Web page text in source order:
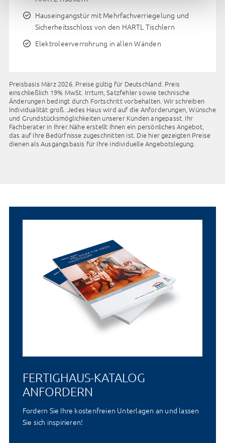
zur Verfügung stehen. Mit Ihrem Klick auf „Alle akzeptieren“
stimmen Sie zu, dass Cookies wie hier, in
den Datenschutzhinweisen und unter Cookie-Einstellungen
Zweck und jeden Anbieter – bearbeiten und entscheiden, ob
und welchen Cookies Sie zustimmen möchten
(ausgenommen hiervon sind unbedingt erforderliche
Cookies, die nicht abgewählt werden können).
Insbesondere können Sie entscheiden, ob Sie ihre
Zustimmung zum Datentransfer in die USA erteilen
unserenDatenschutzhinweisenund in den Cookie-
Ihre Einwilligung können Sie jederzeit mit Wirkung für die
Zukunft widerrufen, indem Sie Ihre Präferenzen unter
Datenschutz" mit Klick auf "Einwilligung ändern"
Hauseingangstür mit Mehrfachverriegelung und
Sicherheitsschloss von den HARTL Tischlern
Elektroleerverrohrung in allen Wänden
Preisbasis März 2026. Preise gültig für Deutschland. Preis
einschließlich 19% MwSt. Irrtum, Satzfehler sowie technische
Änderungen bedingt durch Fortschritt vorbehalten. Wir schreiben
Individualität groß. Jedes Haus wird auf die Anforderungen, Wünsche
und Grundstücksmöglichkeiten unserer Kunden angepasst. Ihr
Fachberater in Ihrer Nähe erstellt Ihnen ein persönliches Angebot,
das auf Ihre Bedürfnisse zugeschnitten ist. Die hier gezeigten Preise
dienen als Ausgangsbasis für Ihre individuelle Angebotslegung.
FERTIGHAUS-KATALOG
ANFORDERN
Fordern Sie Ihre kostenfreien Unterlagen an und lassen
Sie sich inspirieren!